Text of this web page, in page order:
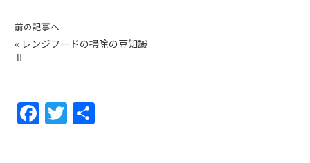
前の記事へ
« レンジフードの掃除の豆知識
Ⅱ
F T